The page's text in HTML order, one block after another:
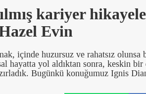
kariyer
Hazel Evin
içinde huzursuz ve rahatsız
hayatta yol aldıktan sonra, keskin
Bugünkü konuğumuz Ignis